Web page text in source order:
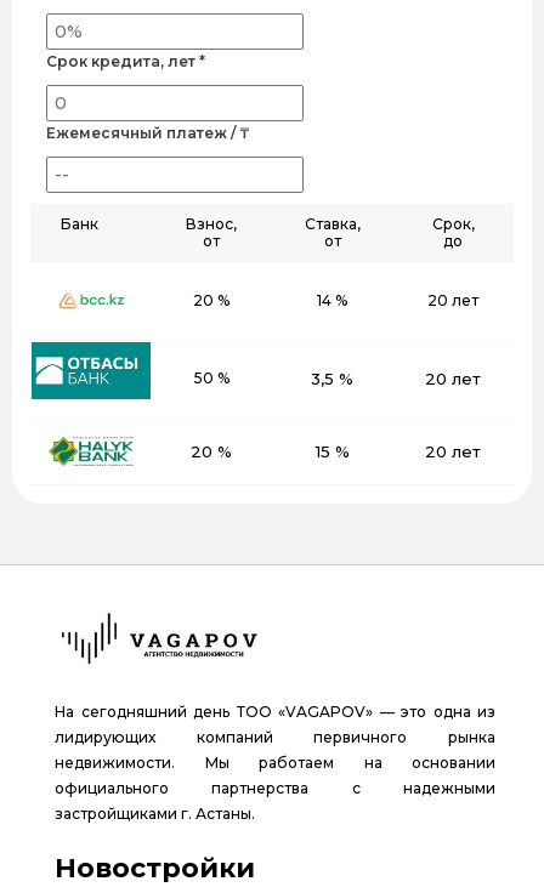
Срок кредита, лет *
Ежемесячный платеж / ₸
Банк
Взнос,
от
Ставка,
от
Срок,
до
20 % 14 % 20 лет
50 % 3,5 % 20 лет
20 % 15 % 20 лет
На сегодняшний день ТОО «VAGAPOV» — это одна из
лидирующих компаний первичного рынка
недвижимости. Мы работаем на основании
официального партнерства с надежными
застройщиками г. Астаны.
Новостройки